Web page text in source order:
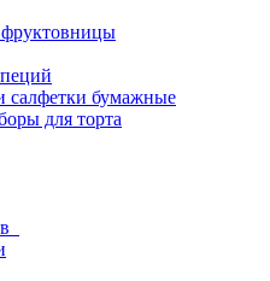
салфетки бумажные
для торта